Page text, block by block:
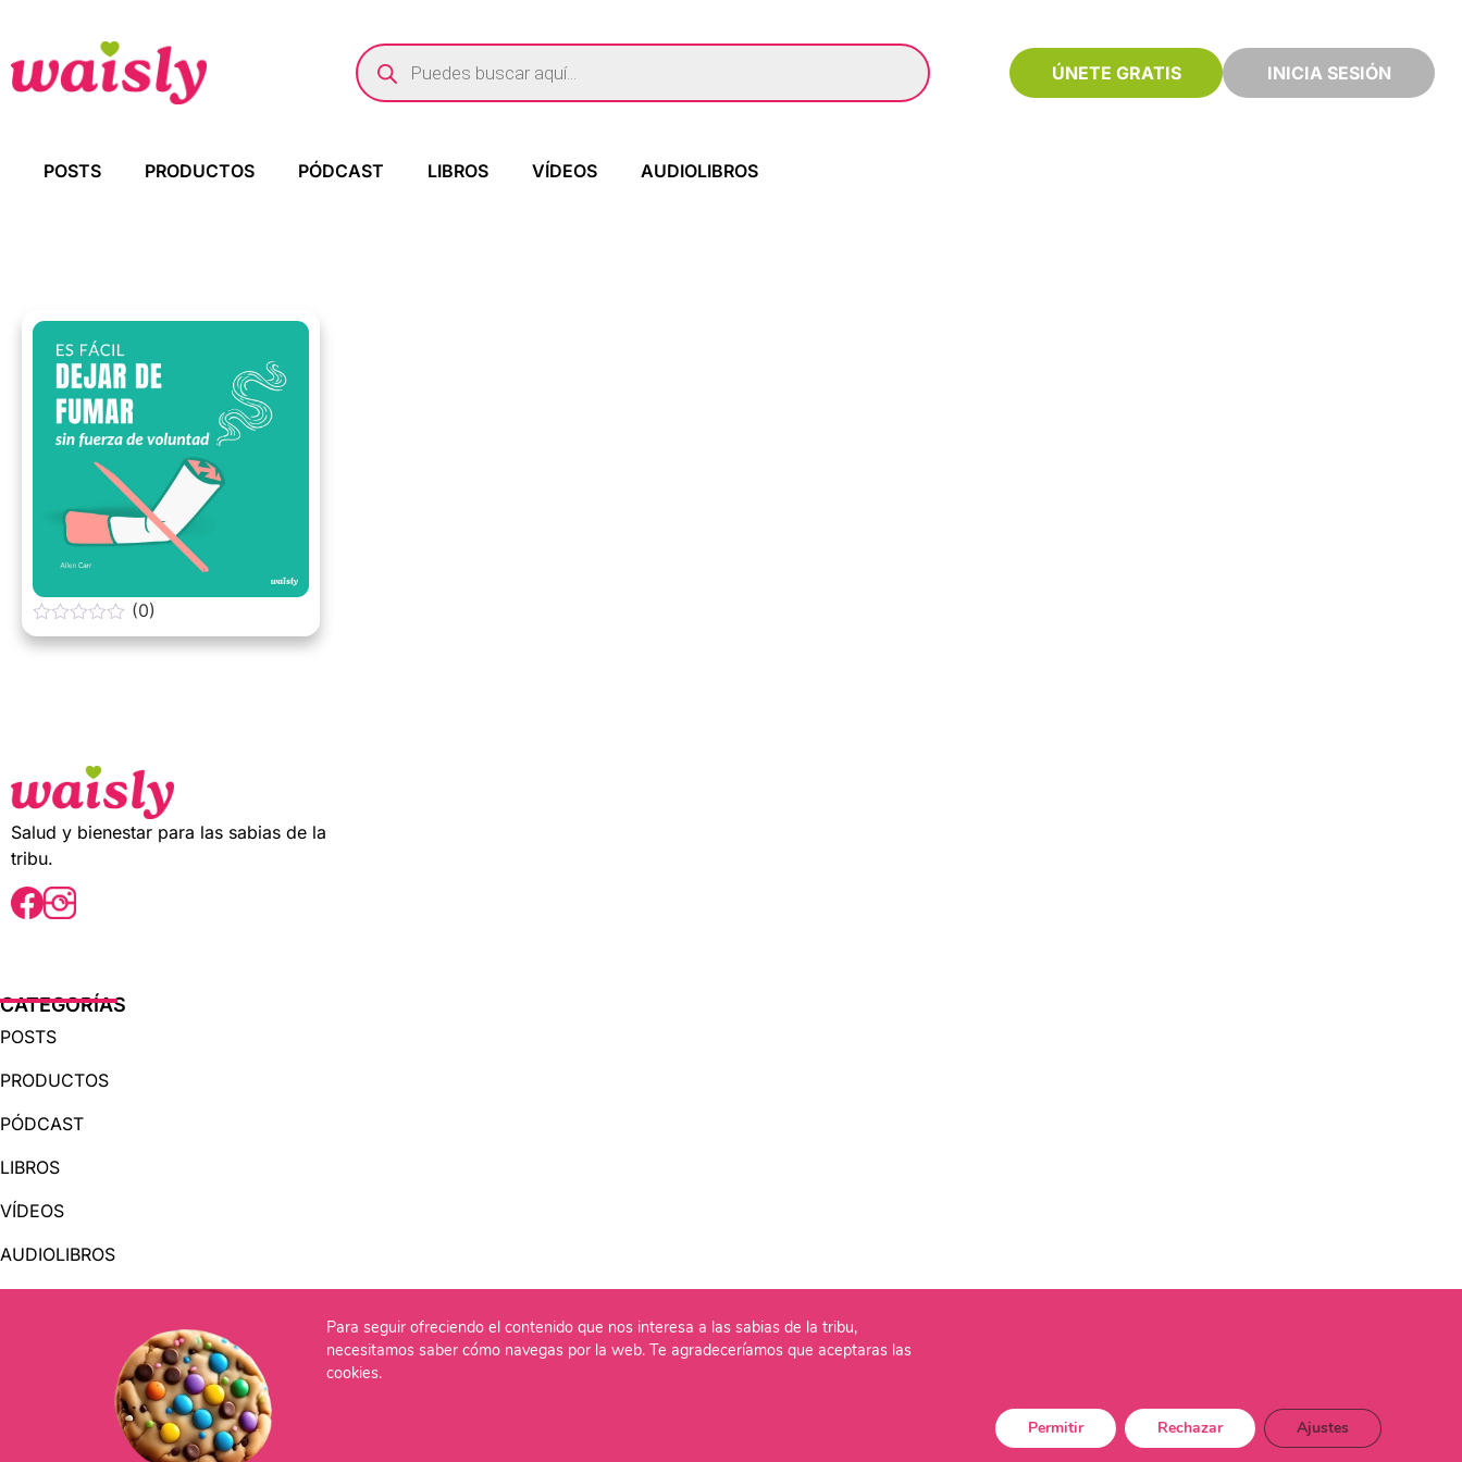
ÚNETE GRATIS INICIA SESIÓN
POSTS PRODUCTOS PÓDCAST LIBROS VÍDEOS AUDIOLIBROS
0
o
(0)
Salud y bienestar para las sabias de la
tribu.
CATEGORÍAS
POSTS
PRODUCTOS
PÓDCAST
LIBROS
VÍDEOS
AUDIOLIBROS
OTRAS PÁGINAS
QUIÉNES SOMOS
Para seguir ofreciendo el contenido que nos interesa a las sabias de la tribu,
necesitamos saber cómo navegas por la web. Te agradeceríamos que aceptaras las
cookies.
Permitir Rechazar Ajustes